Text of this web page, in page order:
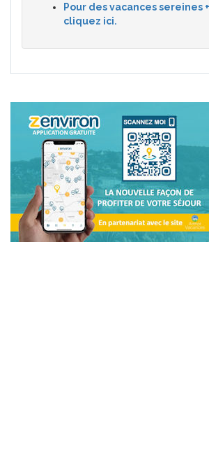
Pour des vacances sereines
cliquez ici.